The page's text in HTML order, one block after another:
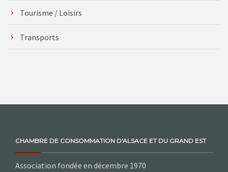
Tourisme / Loisirs
Transports
CHAMBRE DE CONSOMMATION D'ALSACE ET DU GRAND EST
Association fondée en décembre 1970